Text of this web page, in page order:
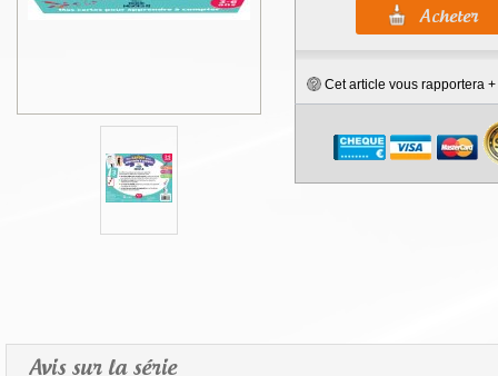
Cet article vous rapportera +
Avis sur la série